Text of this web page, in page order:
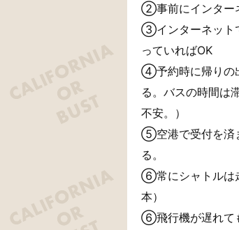
②事前にインター
③インターネット
っていればOK
④予約時に帰りの
る。バスの時間は
不安。）
⑤空港で受付を済
る。
⑥常にシャトルは
本）
⑥飛行機が遅れて